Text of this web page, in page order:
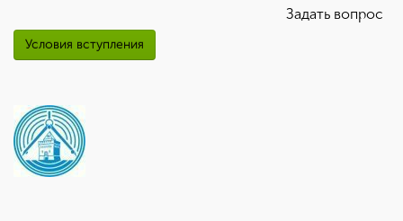
Задать вопрос
Условия вступления